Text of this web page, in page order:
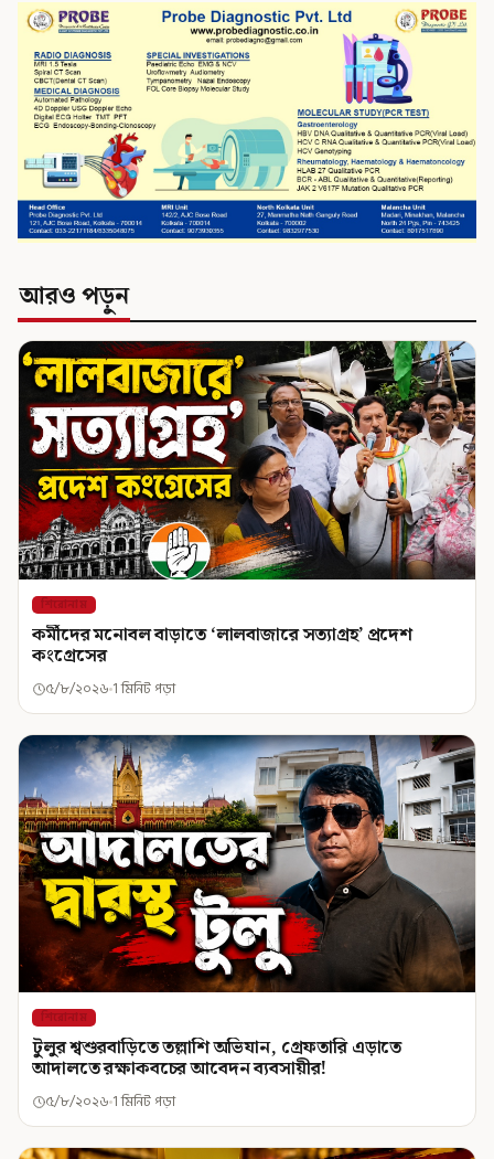
আরও পড়ুন
শিরোনাম
কর্মীদের মনোবল বাড়াতে ‘লালবাজারে সত্যাগ্রহ’ প্রদেশ
কংগ্রেসের
৫/৮/২০২৬ 1 মিনিট পড়া
শিরোনাম
টুলুর শ্বশুরবাড়িতে তল্লাশি অভিযান, গ্রেফতারি এড়াতে
আদালতে রক্ষাকবচের আবেদন ব্যবসায়ীর!
৫/৮/২০২৬ 1 মিনিট পড়া